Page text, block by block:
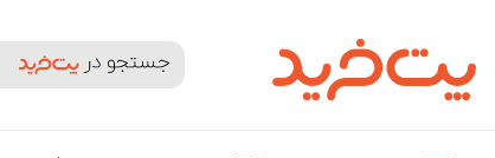
جستجوی محصولات و برندها